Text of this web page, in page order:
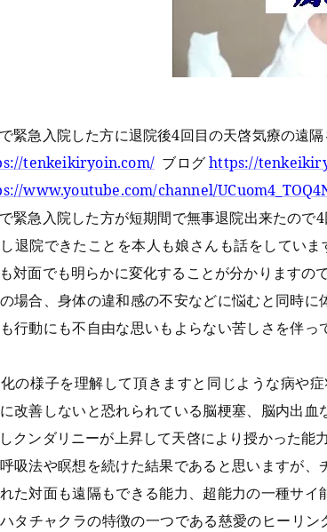
緊急入院した方に退院後4回目の天啓気療の遠
tenkeikiryoin.com/ ブログhttps://
www.youtube.com/channel/
緊急入院した方が短期間で無事退院出来たの
退院できたことを本人も娘さんも話をしてい
対面でも明らかに変化することが分かりますの
場合、身体の違和感の不安などに悩むと同時
行動にも不自由な思いもよらない苦しさを伴
の様子を理解して頂きますと同じような病や
改善しないと恐れられている脳梗塞、脳内出
クンダリニーが上昇して天啓により授かった能
吸法や瞑想を続けた結果であると思いますが
た対面も遠隔もできる能力、超能力の一種サ
タチャクラの特徴の一つである慈愛のヒーリ